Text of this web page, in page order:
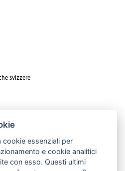
svizzere
essenziali per
e cookie analitici
con esso. Questi ultimi